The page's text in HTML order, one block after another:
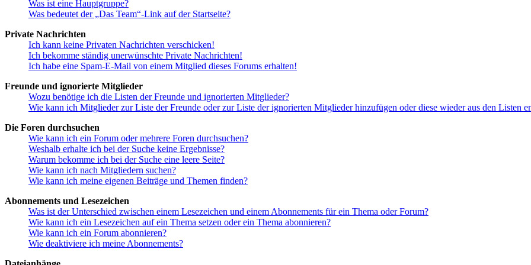
Was ist eine Hauptgruppe?
Was bedeutet der „Das Team“-Link auf der Startseite?
Private Nachrichten
Ich kann keine Privaten Nachrichten verschicken!
Ich bekomme ständig unerwünschte Private Nachrichten!
Ich habe eine Spam-E-Mail von einem Mitglied dieses Forums erhalten!
Freunde und ignorierte Mitglieder
Wozu benötige ich die Listen der Freunde und ignorierten Mitglieder?
Wie kann ich Mitglieder zur Liste der Freunde oder zur Liste der ignorierten Mitglieder hinzufügen oder diese wieder aus den Listen
Die Foren durchsuchen
Wie kann ich ein Forum oder mehrere Foren durchsuchen?
Weshalb erhalte ich bei der Suche keine Ergebnisse?
Warum bekomme ich bei der Suche eine leere Seite?
Wie kann ich nach Mitgliedern suchen?
Wie kann ich meine eigenen Beiträge und Themen finden?
Abonnements und Lesezeichen
Was ist der Unterschied zwischen einem Lesezeichen und einem Abonnements für ein Thema oder Forum?
Wie kann ich ein Lesezeichen auf ein Thema setzen oder ein Thema abonnieren?
Wie kann ich ein Forum abonnieren?
Wie deaktiviere ich meine Abonnements?